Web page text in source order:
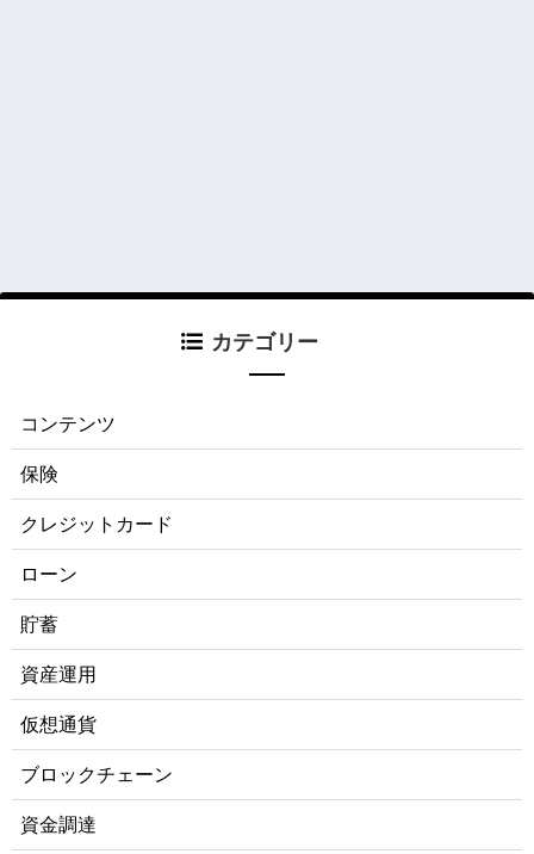
カテゴリー
コンテンツ
保険
クレジットカード
ローン
貯蓄
資産運用
仮想通貨
ブロックチェーン
資金調達